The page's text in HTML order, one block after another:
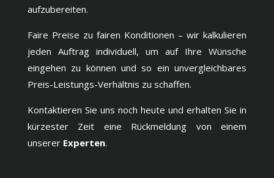
aufzubereiten.
Faire Preise zu fairen Konditionen – wir kalkulieren
jeden Auftrag individuell, um auf Ihre Wünsche
eingehen zu können und so ein unvergleichbares
Preis-Leistungs-Verhältnis zu schaffen.
Kontaktieren Sie uns noch heute und erhalten Sie in
kürzester Zeit eine Rückmeldung von einem
unserer Experten.